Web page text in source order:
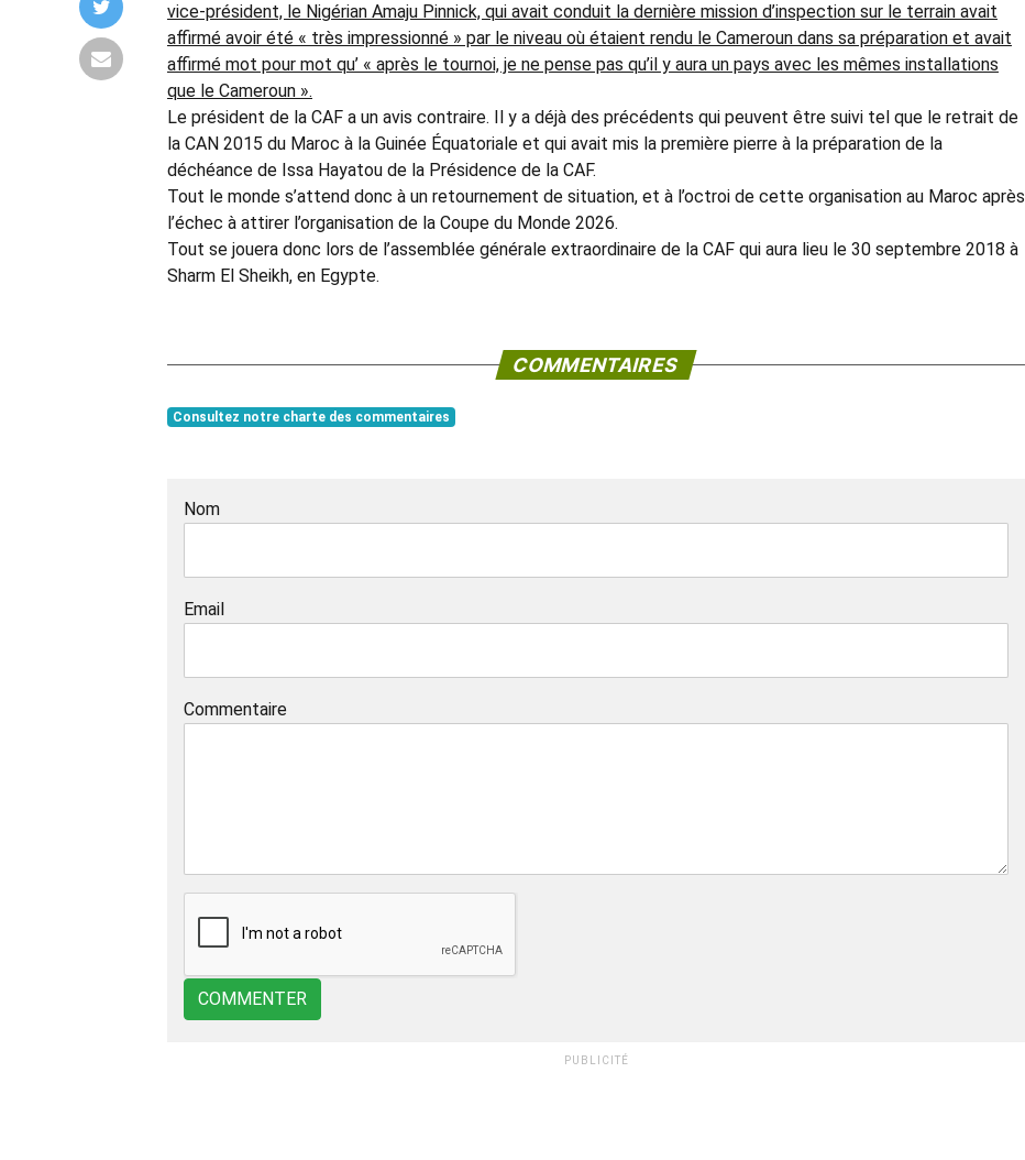
vice-président, le Nigérian Amaju Pinnick, qui avait conduit la dernière mission d’inspection sur le terrain avait
affirmé avoir été « très impressionné » par le niveau où étaient rendu le Cameroun dans sa préparation et avait
affirmé mot pour mot qu’ « après le tournoi, je ne pense pas qu’il y aura un pays avec les mêmes installations
que le Cameroun ».
Le président de la CAF a un avis contraire. Il y a déjà des précédents qui peuvent être suivi tel que le retrait de
la CAN 2015 du Maroc à la Guinée Équatoriale et qui avait mis la première pierre à la préparation de la
déchéance de Issa Hayatou de la Présidence de la CAF.
Tout le monde s’attend donc à un retournement de situation, et à l’octroi de cette organisation au Maroc après
l’échec à attirer l’organisation de la Coupe du Monde 2026.
Tout se jouera donc lors de l’assemblée générale extraordinaire de la CAF qui aura lieu le 30 septembre 2018 à
Sharm El Sheikh, en Egypte.
COMMENTAIRES
Consultez notre charte des commentaires
Nom
Email
Commentaire
COMMENTER
PUBLICITÉ